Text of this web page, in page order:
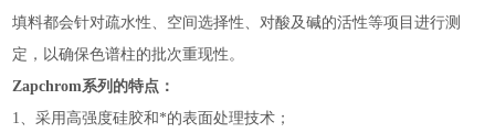
填料都会针对疏水性、空间选择性、对酸及碱的活性等项目进行测
定，以确保色谱柱的批次重现性。
Zapchrom系列的特点：
1、采用高强度硅胶和*的表面处理技术；